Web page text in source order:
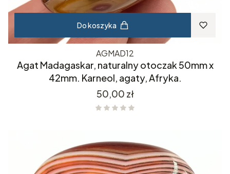
Do koszyka
AGMAD12
Agat Madagaskar, naturalny otoczak 50mm x
42mm. Karneol, agaty, Afryka.
Cena
50,00 zł